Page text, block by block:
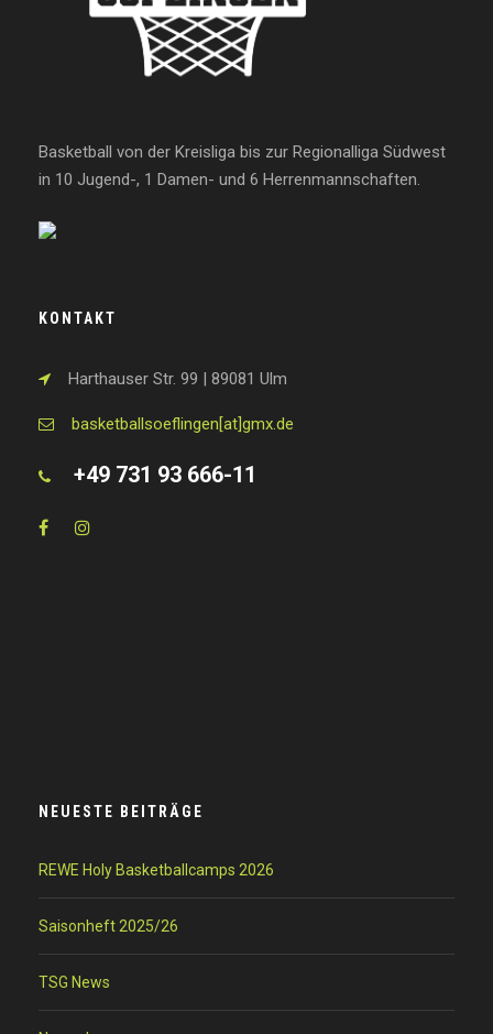
Basketball von der Kreisliga bis zur Regionalliga Südwest
in 10 Jugend-, 1 Damen- und 6 Herrenmannschaften.
KONTAKT
Harthauser Str. 99 | 89081 Ulm
basketballsoeflingen[at]gmx.de
+49 731 93 666-11
NEUESTE BEITRÄGE
REWE Holy Basketballcamps 2026
Saisonheft 2025/26
TSG News